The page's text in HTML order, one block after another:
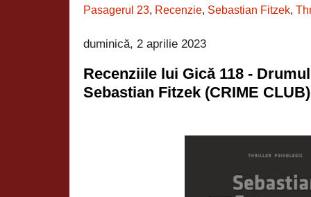
Pasagerul 23, Recenzie, Sebastian Fitzek,
duminică, 2 aprilie 2023
Recenziile lui Gică 118 -
Sebastian Fitzek (CRIME CLUB)